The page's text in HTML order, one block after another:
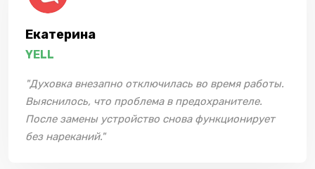
Екатерина
YELL
"Духовка внезапно отключилась во время работы.
Выяснилось, что проблема в предохранителе.
После замены устройство снова функционирует
без нареканий."